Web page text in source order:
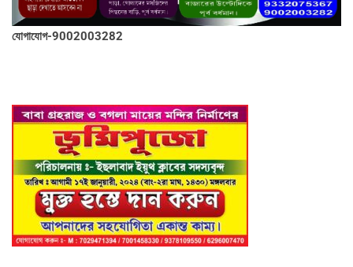
যোগাযোগ-9002003282